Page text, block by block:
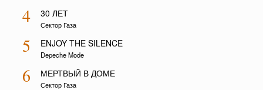
4 30 ЛЕТ
Сектор Газа
5 ENJOY THE SILENCE
Depeche Mode
6 МЕРТВЫЙ В ДОМЕ
Сектор Газа